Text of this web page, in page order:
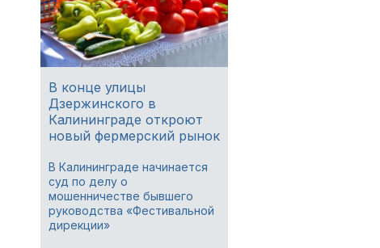
В конце улицы
Дзержинского в
Калининграде откроют
новый фермерский рынок
В Калининграде начинается
суд по делу о
мошенничестве бывшего
руководства «Фестивальной
дирекции»